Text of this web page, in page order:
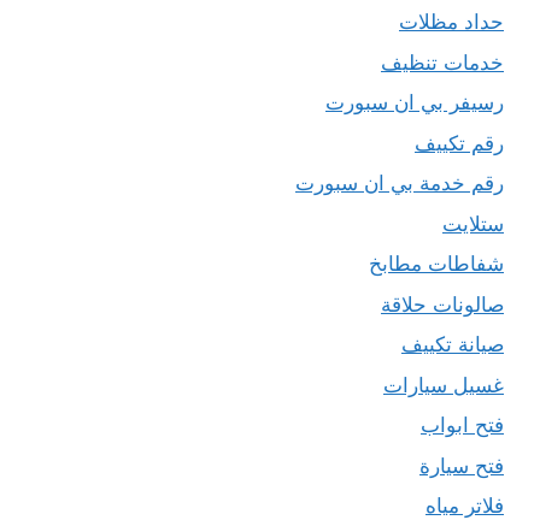
حداد مظلات
خدمات تنظيف
رسيفر بي ان سبورت
رقم تكييف
رقم خدمة بي ان سبورت
ستلايت
شفاطات مطابخ
صالونات حلاقة
صيانة تكييف
غسيل سيارات
فتح ابواب
فتح سيارة
فلاتر مياه